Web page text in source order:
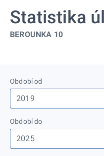
Statistika
BEROUNKA 10
Období od
Období do